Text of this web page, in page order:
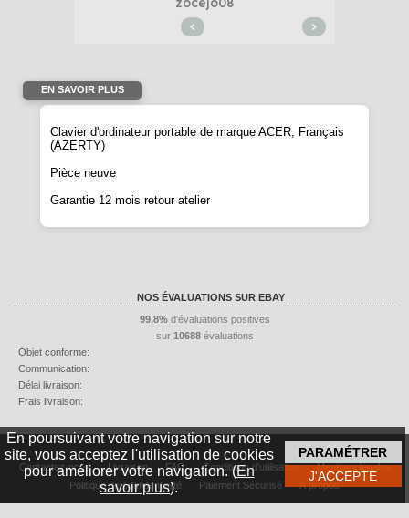
NOS ÉVALUATIONS SUR EBAY
99,8%d'évaluations positives
sur 10688évaluations
Objet conforme:
Communication:
Délai livraison:
Frais livraison:
En poursuivant votre navigation sur notre
site, vous acceptez l'utilisation de cookies
pour améliorer votre navigation. (En
savoir plus).
< >
EN SAVOIR PLUS
Clavier d'ordinateur portable de marque ACER, Français
(AZERTY)
Pièce neuve
Garantie 12 mois retour atelier
Contactez-nous Livraison FAQ Conditions d'utilisation
Mentions légales
Politique de confidentialité
Paiement Sécurisé À propos